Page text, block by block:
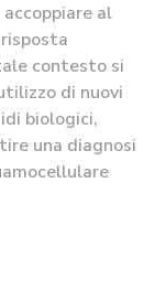
al
contesto si
di nuovi
biologici,
una diagnosi